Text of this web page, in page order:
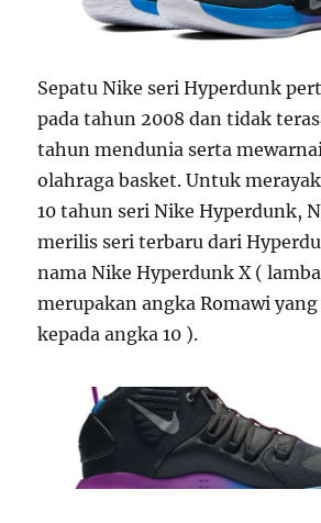
Sepatu Nike seri Hyperdunk
pada tahun 2008 dan tidak
tahun mendunia serta
olahraga basket. Untuk
10 tahun seri Nike Hyperdunk,
merilis seri terbaru dari
nama Nike Hyperdunk X (
merupakan angka Romawi
kepada angka 10 ).